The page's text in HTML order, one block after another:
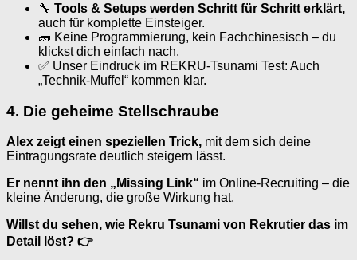
🔧 Tools & Setups werden Schritt für Schritt erklärt,
auch für komplette Einsteiger.
🧱 Keine Programmierung, kein Fachchinesisch – du
klickst dich einfach nach.
✅ Unser Eindruck im REKRU-Tsunami Test: Auch
„Technik-Muffel“ kommen klar.
4. Die geheime Stellschraube
Alex zeigt einen speziellen Trick, mit dem sich deine
Eintragungsrate deutlich steigern lässt.
Er nennt ihn den „Missing Link“ im Online-Recruiting – die
kleine Änderung, die große Wirkung hat.
Willst du sehen, wie Rekru Tsunami von Rekrutier das im
Detail löst? 👉